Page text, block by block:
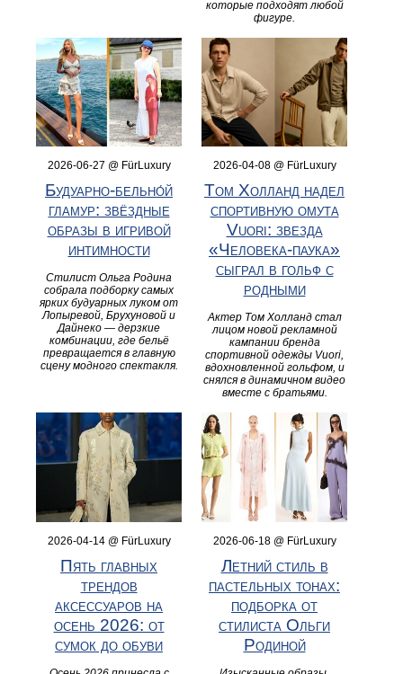
которые подходят любой
фигуре.
2026-06-27 @ FürLuxury
Будуарно‑бельно́й
гламур: звёздные
образы в игривой
интимности
Стилист Ольга Родина
собрала подборку самых
ярких будуарных луком от
Лопыревой, Брухуновой и
Дайнеко — дерзкие
комбинации, где бельё
превращается в главную
сцену модного спектакля.
2026-04-08 @ FürLuxury
Том Холланд надел
спортивную омута
Vuori: звезда
«Человека-паука»
сыграл в гольф с
родными
Актер Том Холланд стал
лицом новой рекламной
кампании бренда
спортивной одежды Vuori,
вдохновленной гольфом, и
снялся в динамичном видео
вместе с братьями.
2026-04-14 @ FürLuxury
Пять главных
трендов
аксессуаров на
осень 2026: от
сумок до обуви
2026-06-18 @ FürLuxury
Летний стиль в
пастельных тонах:
подборка от
стилиста Ольги
Родиной